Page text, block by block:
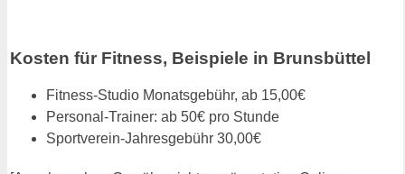
Kosten für Fitness, Beispiele in Brunsbüttel
Fitness-Studio Monatsgebühr, ab 15,00€
Personal-Trainer: ab 50€ pro Stunde
Sportverein-Jahresgebühr 30,00€